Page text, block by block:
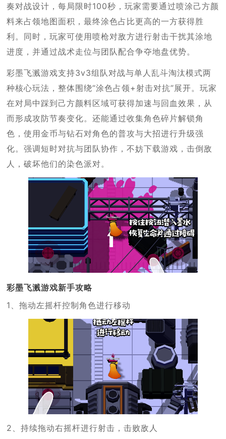
奏对战设计，每局限时100秒，玩家需要通过喷涂己方颜
料来占领地图面积，最终涂色占比更高的一方获得胜
利。同时，玩家可使用喷枪对敌方进行射击干扰其涂地
进度，并通过战术走位与团队配合争夺地盘优势。
彩墨飞溅游戏支持3v3组队对战与单人乱斗淘汰模式两
种核心玩法，整体围绕“涂色占领+射击对抗”展开。玩家
在对局中踩到己方颜料区域可获得加速与回血效果，从
而形成攻防节奏变化。还能通过收集角色碎片解锁角
色，使用金币与钻石对角色的普攻与大招进行升级强
化。强调短时对抗与团队协作，不妨下载游戏，击倒敌
人，破坏他们的染色派对。
彩墨飞溅游戏新手攻略
1、拖动左摇杆控制角色进行移动
2、持续拖动右摇杆进行射击，击败敌人